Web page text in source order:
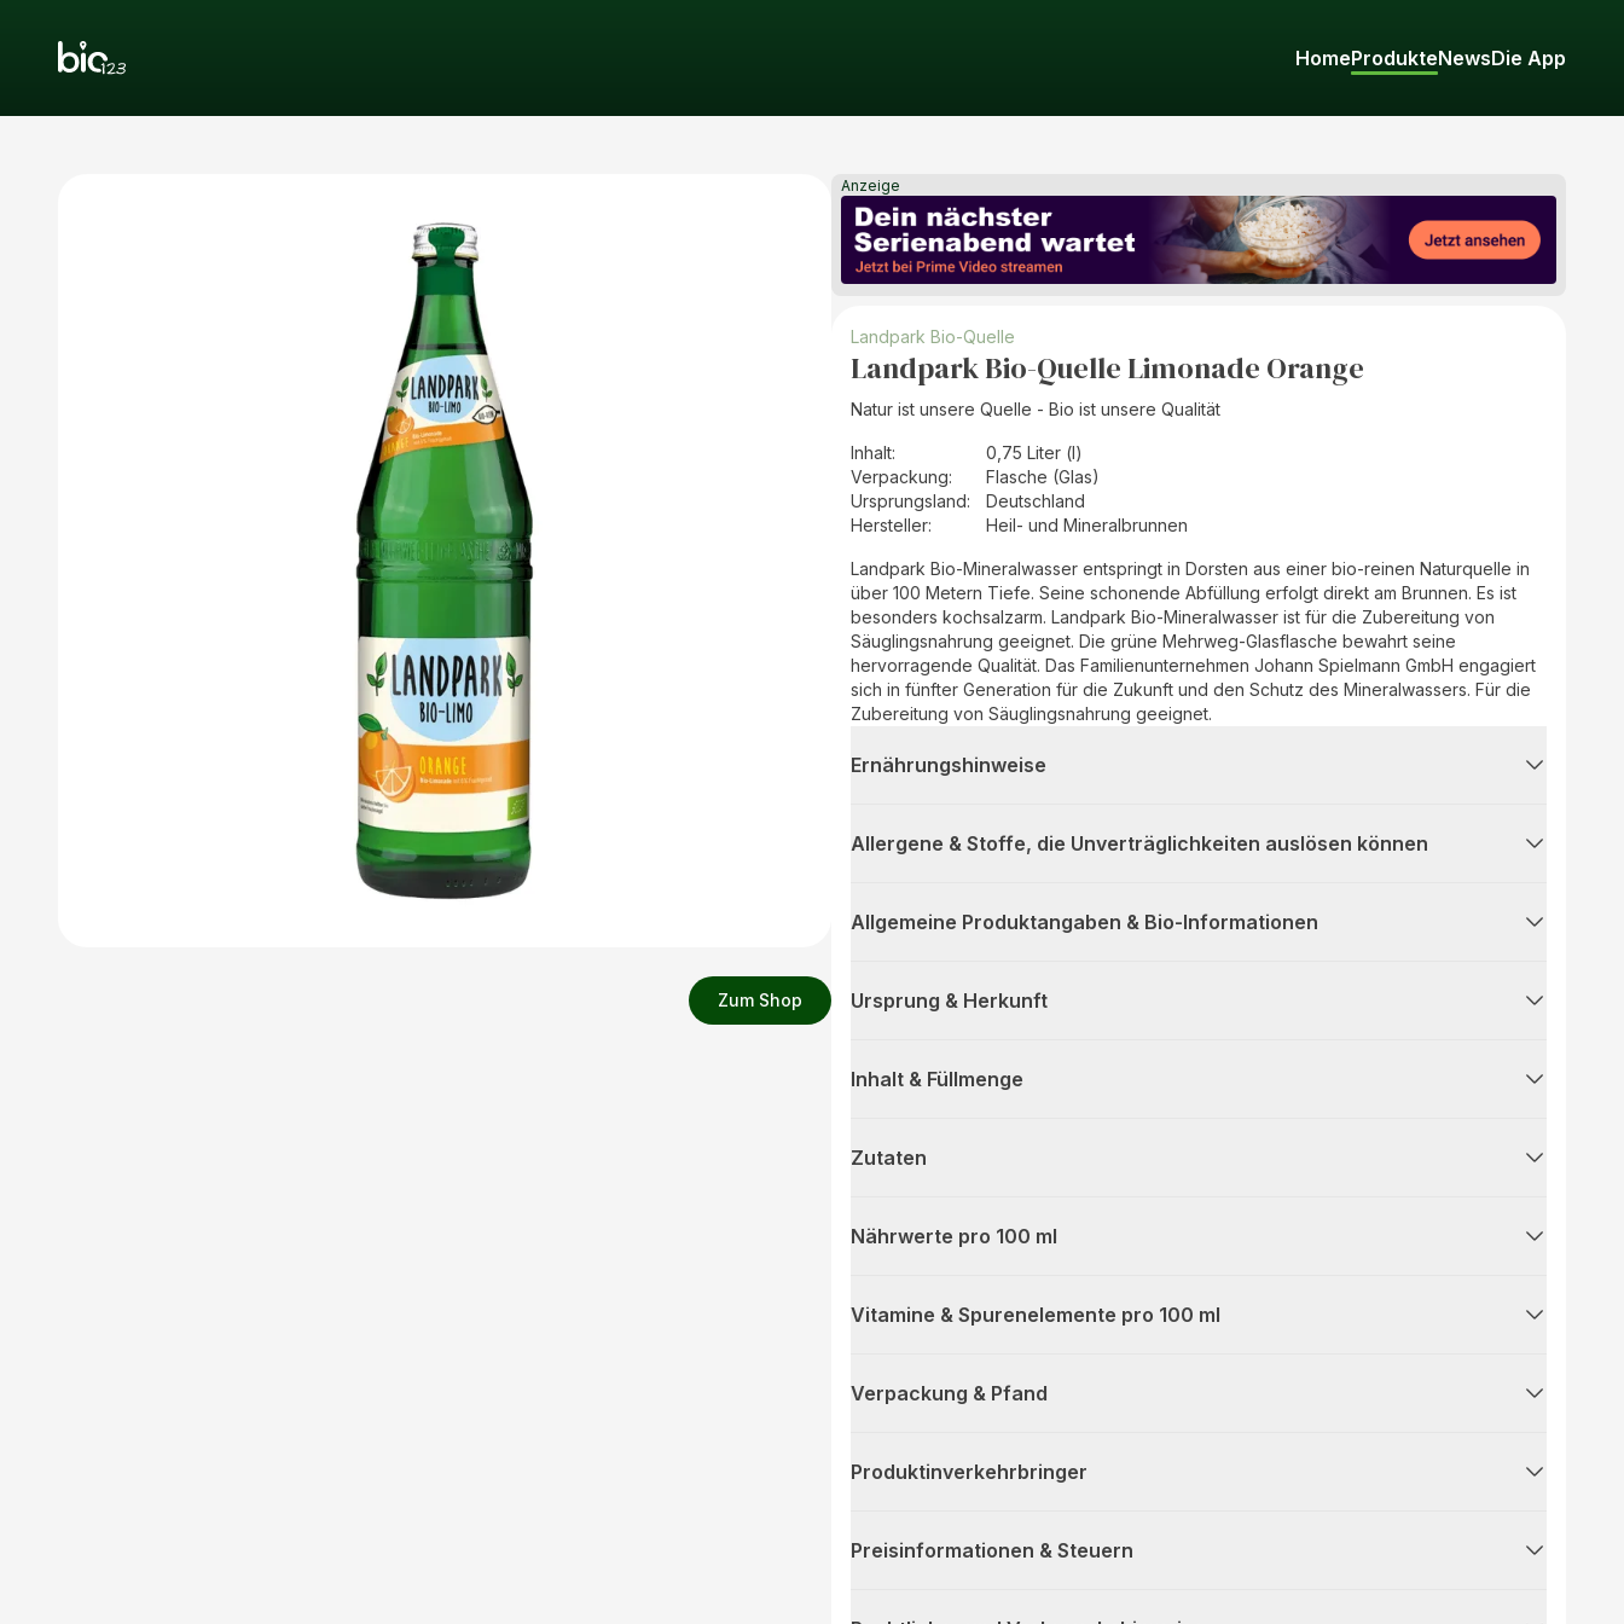
HomeProdukteNewsDie App
Zum Shop
Anzeige
Landpark Bio-Quelle
Landpark Bio-Quelle Limonade Orange
Natur ist unsere Quelle - Bio ist unsere Qualität
Inhalt:
0,75 Liter (l)
Verpackung:
Flasche (Glas)
Ursprungsland:
Deutschland
Hersteller: Heil- und Mineralbrunnen
Landpark Bio-Mineralwasser entspringt in Dorsten aus einer bio-reinen Naturquelle in
über 100 Metern Tiefe. Seine schonende Abfüllung erfolgt direkt am Brunnen. Es ist
besonders kochsalzarm. Landpark Bio-Mineralwasser ist für die Zubereitung von
Säuglingsnahrung geeignet. Die grüne Mehrweg-Glasflasche bewahrt seine
hervorragende Qualität. Das Familienunternehmen Johann Spielmann GmbH engagiert
sich in fünfter Generation für die Zukunft und den Schutz des Mineralwassers. Für die
Zubereitung von Säuglingsnahrung geeignet.
Ernährungshinweise
Allergene & Stoffe, die Unverträglichkeiten auslösen können
Allgemeine Produktangaben & Bio-Informationen
Ursprung & Herkunft
Inhalt & Füllmenge
Zutaten
Nährwerte pro 100 ml
Vitamine & Spurenelemente pro 100 ml
Verpackung & Pfand
Produktinverkehrbringer
Preisinformationen & Steuern